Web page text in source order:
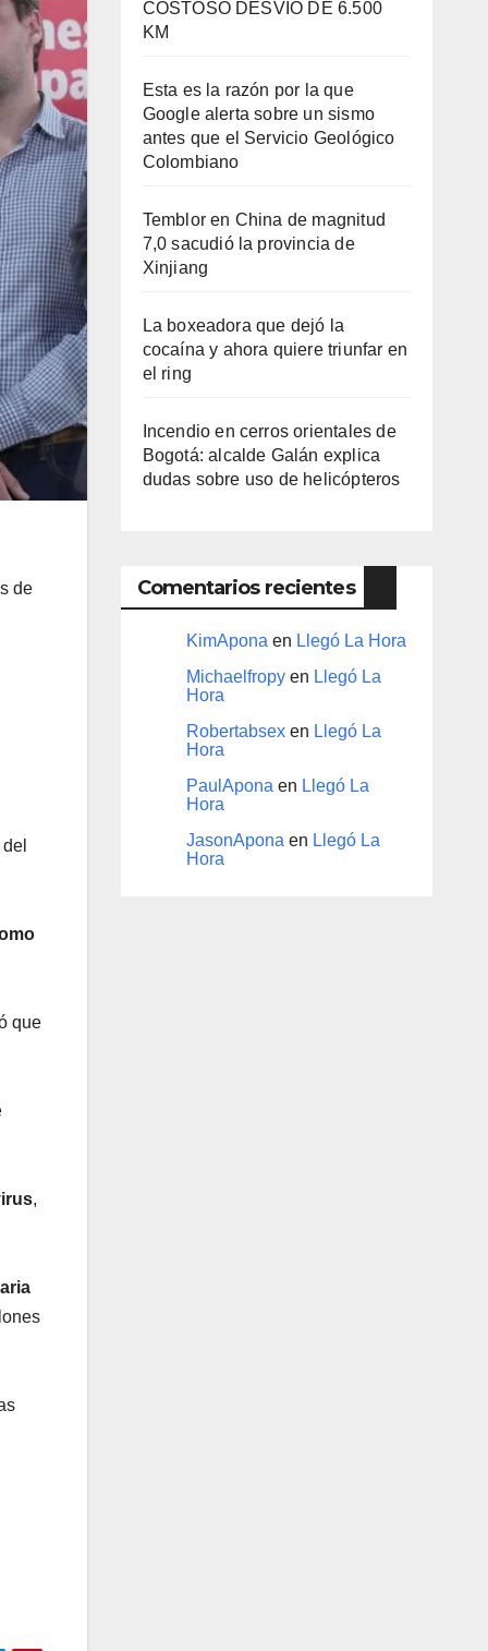
de
que
,
COSTOSO DESVÍO DE 6.500
KM
Esta es la razón por la que
Google alerta sobre un sismo
antes que el Servicio Geológico
Colombiano
Temblor en China de magnitud
7,0 sacudió la provincia de
Xinjiang
La boxeadora que dejó la
cocaína y ahora quiere triunfar en
el ring​
Incendio en cerros orientales de
Bogotá: alcalde Galán explica
dudas sobre uso de helicópteros
Comentarios recientes
KimAponaen Llegó La Hora
Michaelfropyen Llegó La
Hora
Robertabsexen Llegó La
Hora
PaulAponaen Llegó La
Hora
JasonAponaen Llegó La
Hora